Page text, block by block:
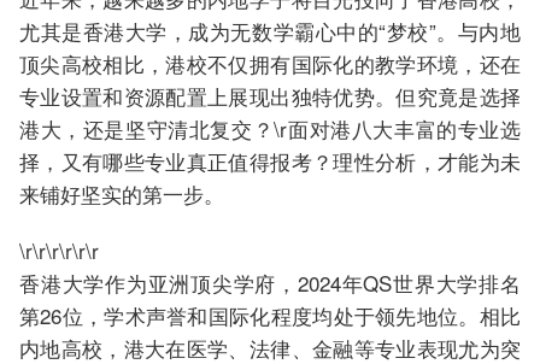
尤其是香港大学，成为无数学霸心中的“梦校”。与内地
顶尖高校相比，港校不仅拥有国际化的教学环境，还在
专业设置和资源配置上展现出独特优势。但究竟是选择
港大，还是坚守清北复交？\r面对港八大丰富的专业选
择，又有哪些专业真正值得报考？理性分析，才能为未
来铺好坚实的第一步。
\r\r\r\r\r\r
香港大学作为亚洲顶尖学府，2024年QS世界大学排名
第26位，学术声誉和国际化程度均处于领先地位。相比
内地高校，港大在医学、法律、金融等专业表现尤为突